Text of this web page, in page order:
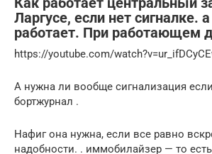
Ларгусе, если нет сигналке.
работает. При работающем
https://youtube.com/
А нужна ли вообще сигнализация
бортжурнал .
Нафиг она нужна, если все равно
надобности. . иммобилайзер — то